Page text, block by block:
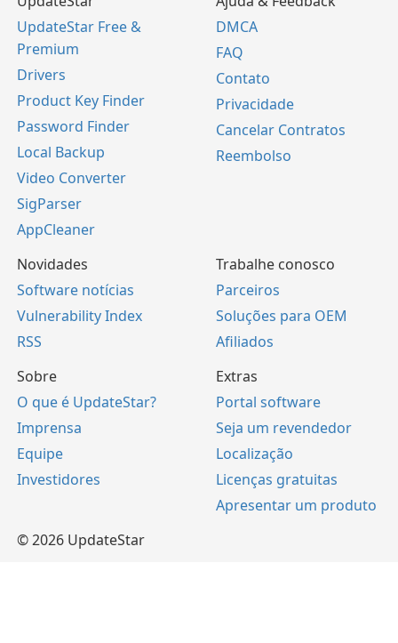
UpdateStar Free &
Premium
Drivers
Product Key Finder
Password Finder
Local Backup
Video Converter
SigParser
AppCleaner
DMCA
FAQ
Contato
Privacidade
Cancelar Contratos
Reembolso
Novidades
Software notícias
Vulnerability Index
RSS
Trabalhe conosco
Parceiros
Soluções para OEM
Afiliados
Sobre
O que é UpdateStar?
Imprensa
Equipe
Investidores
Extras
Portal software
Seja um revendedor
Localização
Licenças gratuitas
Apresentar um produto
© 2026 UpdateStar